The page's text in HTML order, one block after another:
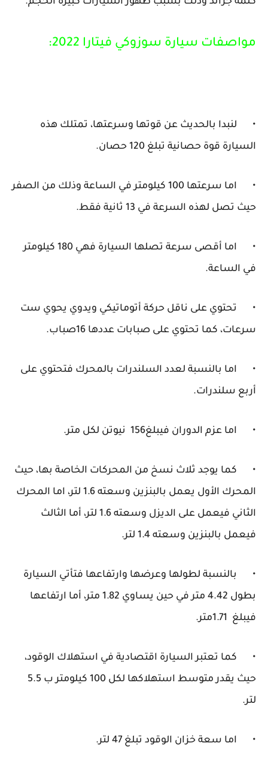
مواصفات سيارة سوزوكي فيتارا 2022:
•
لنبدا بالحديث عن قوتها وسرعتها، تمتلك هذه
السيارة قوة حصانية تبلغ 120 حصان.
•
اما سرعتها 100 كيلومتر في الساعة وذلك من الصفر
حيث تصل لهذه السرعة في 13 ثانية فقط.
•
اما أقصى سرعة تصلها السيارة فهي 180 كيلومتر
في الساعة.
•
تحتوي على ناقل حركة أتوماتيكي ويدوي يحوي ست
سرعات، كما تحتوي على صبابات عددها 16صباب.
•
اما بالنسبة لعدد السلندرات بالمحرك فتحتوي على
أربع سلندرات.
• اما عزم الدوران فيبلغ156 نيوتن لكل متر.
•
كما يوجد ثلاث نسخ من المحركات الخاصة بها، حيث
المحرك الأول يعمل بالبنزين وسعته 1.6 لتر، اما المحرك
الثاني فيعمل على الديزل وسعته 1.6 لتر، أما الثالث
فيعمل بالبنزين وسعته 1.4 لتر.
•
بالنسبة لطولها وعرضها وارتفاعها فتأتي السيارة
بطول 4.42 متر في حين يساوي 1.82 متر، أما ارتفاعها
فيبلغ 1.71متر.
•
كما تعتبر السيارة اقتصادية في استهلاك الوقود،
حيث يقدر متوسط استهلاكها لكل 100 كيلومتر ب 5.5
لتر.
• اما سعة خزان الوقود تبلغ 47 لتر.